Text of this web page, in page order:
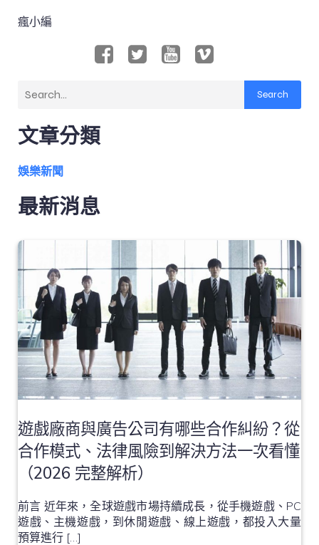
瘋小編
Search
文章分類
娛樂新聞
最新消息
遊戲廠商與廣告公司有哪些合作糾紛？從
合作模式、法律風險到解決方法一次看懂
（2026 完整解析）
前言 近年來，全球遊戲市場持續成長，從手機遊戲、PC
遊戲、主機遊戲，到休閒遊戲、線上遊戲，都投入大量
預算進行 […]